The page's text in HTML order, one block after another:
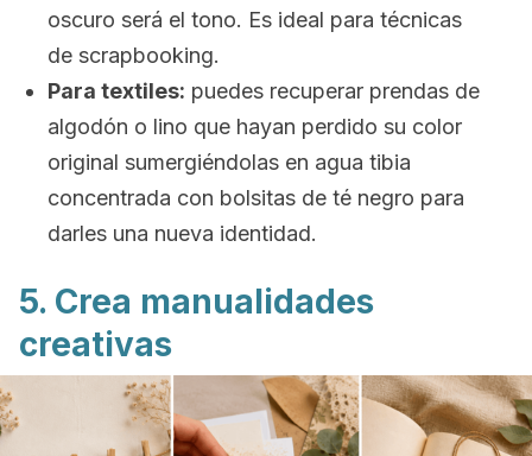
oscuro será el tono. Es ideal para técnicas
de scrapbooking.
Para textiles: puedes recuperar prendas de
algodón o lino que hayan perdido su color
original sumergiéndolas en agua tibia
concentrada con bolsitas de té negro para
darles una nueva identidad.
5. Crea manualidades
creativas